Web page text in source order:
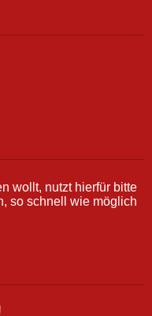
wollt, nutzt hierfür bitte
so schnell wie möglich